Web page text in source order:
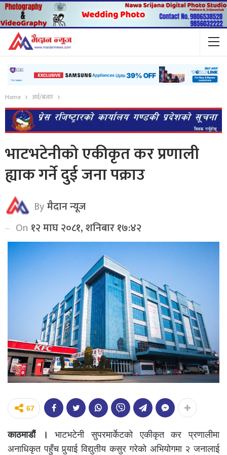
Home अर्थ/बजार
भाटभटेनीको एकीकृत कर प्रणाली
ह्याक गर्ने दुई जना पक्राउ
Byमैदान न्यूज
On १२ माघ २०८१, शनिबार १७:४२
67
काठमाडौं ।
भाटभटेनी सुपरमार्केटको एकीकृत कर प्रणालीमा
अनाधिकृत पहुँच पुर्‍याई विद्युतीय कसुर गरेको अभियोगमा २ जनालाई